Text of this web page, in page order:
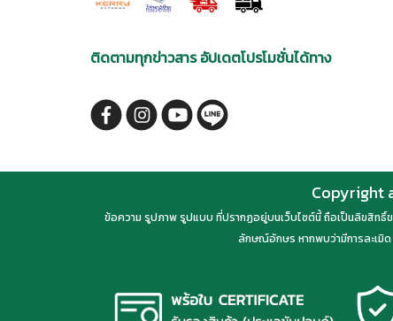
ติดตามทุกข่าวสาร อัปเดตโปรโมชั่นได้ทาง
Copyright
ข้อความ รูปภาพ รูปแบบ ที่ปรากฏอยู่บนเว็บไซต์นี้ ถือเป็นลิขสิทธิ์
ลักษณ์อักษร หากพบว่ามีการละเมิด